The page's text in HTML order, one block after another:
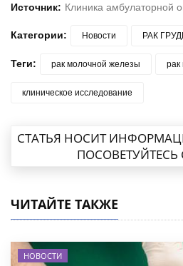
Источник: Клиника амбулаторной
Категории: Новости РАК
Теги: рак молочной железы рак
клиническое исследование
СТАТЬЯ НОСИТ
ЧИТАЙТЕ ТАКЖЕ
НОВОСТИ